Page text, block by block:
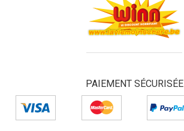
PAIEMENT SÉCURISÉE